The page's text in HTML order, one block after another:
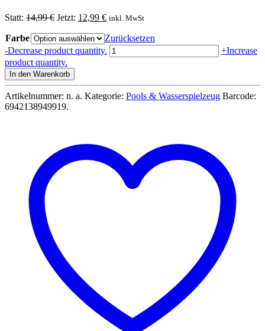
Statt: 14,99€ Ursprünglicher
war:
14,99 €
Jetzt: 12,99 €Aktueller
ist:
12,99 €.
inkl. MwSt
Farbe
Zurücksetzen
-Decrease product quantity. Luftmatratze
mit
Lounge
177
cm
Transparent
Bestway
+Increase
product quantity.
In den Warenkorb
Artikelnummer: n. a. Kategorie: Pools & Wasserspielzeug Barcode:
6942138949919.